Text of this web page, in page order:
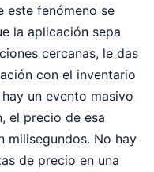
este fenómeno se
la aplicación sepa
cercanas, le das
con el inventario
un evento masivo
el precio de esa
milisegundos. No hay
de precio en una